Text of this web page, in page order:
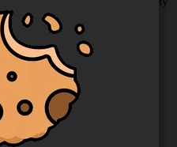
товара